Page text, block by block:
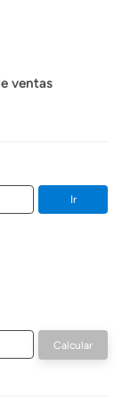
ventas
Ir